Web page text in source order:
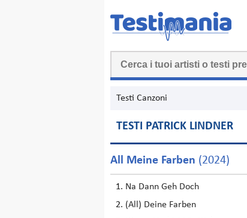
Testi Canzoni
TESTI PATRICK LINDNER
All Meine Farben (2024)
Na Dann Geh Doch
(All) Deine Farben